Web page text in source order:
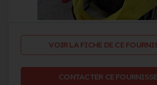
VOIR LA FICHE DE CE
CONTACTER CE